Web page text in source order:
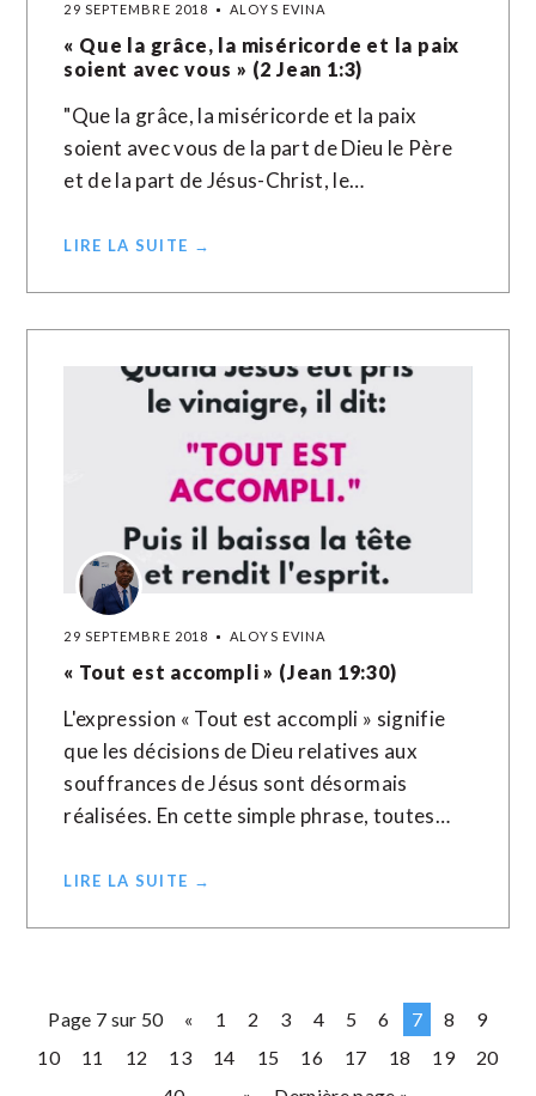
29 SEPTEMBRE 2018 ALOYS EVINA
« Que la grâce, la miséricorde et la paix
soient avec vous » (2 Jean 1:3)
"Que la grâce, la miséricorde et la paix
soient avec vous de la part de Dieu le Père
et de la part de Jésus-Christ, le…
LIRE LA SUITE →
29 SEPTEMBRE 2018 ALOYS EVINA
« Tout est accompli » (Jean 19:30)
L'expression « Tout est accompli » signifie
que les décisions de Dieu relatives aux
souffrances de Jésus sont désormais
réalisées. En cette simple phrase, toutes…
LIRE LA SUITE →
Page 7 sur 50 « 1 2 3 4 5 6 7 8
9
10
11 12 13 14 15 16 17 18 19
20